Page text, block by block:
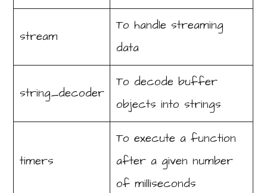
stream
To handle streaming
data
string_decoder
To decode buffer
objects into strings
timers
To execute a function
after a given number
of milliseconds